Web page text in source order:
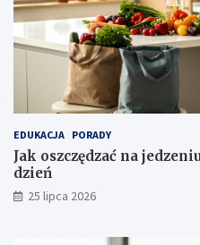
EDUKACJA PORADY
Jak oszczędzać na
dzień
25 lipca 2026